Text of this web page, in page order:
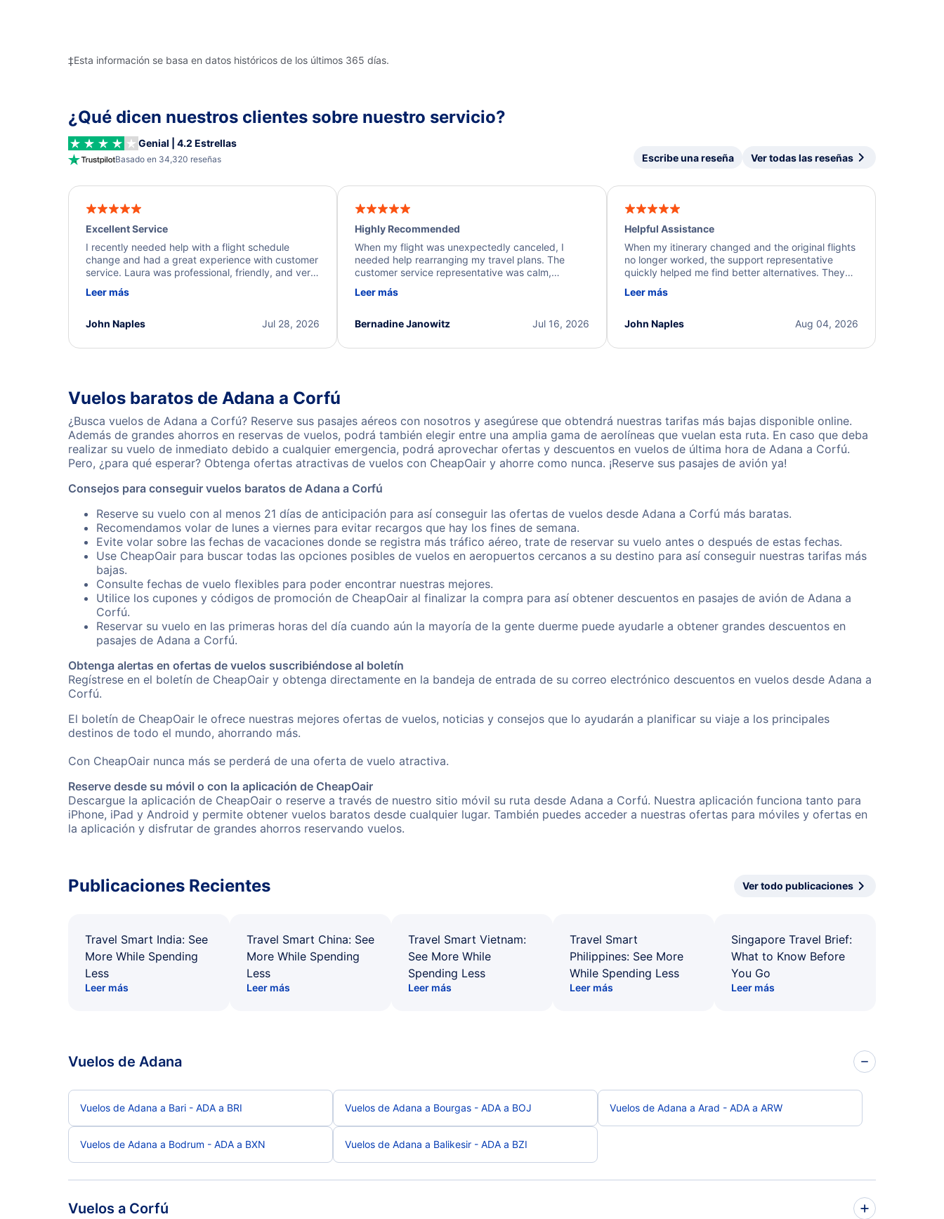
‡Esta información se basa en datos históricos de los últimos 365 días.
¿Qué dicen nuestros clientes sobre nuestro servicio?
Genial | 4.2 Estrellas
Basado en 34,320 reseñas Escribe una reseña Ver todas las reseñas
Excellent Service
I recently needed help with a flight schedule
change and had a great experience with customer
service. Laura was professional, friendly, and very
a solution and kept me informed of the next steps.
Leer más
Jul 28, 2026
John Naples
Highly Recommended
When my flight was unexpectedly canceled, I
needed help rearranging my travel plans. The
customer service representative was calm,
process. They quickly found alternative flight
I truly appreciate the excellent support and
Leer más
Jul 16, 2026
Bernadine Janowitz
Helpful Assistance
When my itinerary changed and the original flights
no longer worked, the support representative
quickly helped me find better alternatives. They
beyond to resolve the issue. I'm grateful for the
Leer más
Aug 04, 2026
John Naples
Vuelos baratos de Adana a Corfú
¿Busca vuelos de Adana a Corfú? Reserve sus pasajes aéreos con nosotros y asegúrese que obtendrá nuestras tarifas más bajas disponible online.
Además de grandes ahorros en reservas de vuelos, podrá también elegir entre una amplia gama de aerolíneas que vuelan esta ruta. En caso que deba
realizar su vuelo de inmediato debido a cualquier emergencia, podrá aprovechar ofertas y descuentos en vuelos de última hora de Adana a Corfú.
Pero, ¿para qué esperar? Obtenga ofertas atractivas de vuelos con CheapOair y ahorre como nunca. ¡Reserve sus pasajes de avión ya!
Consejos para conseguir vuelos baratos de Adana a Corfú
Reserve su vuelo con al menos 21 días de anticipación para así conseguir las ofertas de vuelos desde Adana a Corfú más baratas.
Recomendamos volar de lunes a viernes para evitar recargos que hay los fines de semana.
Evite volar sobre las fechas de vacaciones donde se registra más tráfico aéreo, trate de reservar su vuelo antes o después de estas fechas.
Use CheapOair para buscar todas las opciones posibles de vuelos en aeropuertos cercanos a su destino para así conseguir nuestras tarifas más
bajas.
Consulte fechas de vuelo flexibles para poder encontrar nuestras mejores.
Utilice los cupones y códigos de promoción de CheapOair al finalizar la compra para así obtener descuentos en pasajes de avión de Adana a
Corfú.
Reservar su vuelo en las primeras horas del día cuando aún la mayoría de la gente duerme puede ayudarle a obtener grandes descuentos en
pasajes de Adana a Corfú.
Obtenga alertas en ofertas de vuelos suscribiéndose al boletín
Regístrese en el boletín de CheapOair y obtenga directamente en la bandeja de entrada de su correo electrónico descuentos en vuelos desde Adana a
Corfú.
El boletín de CheapOair le ofrece nuestras mejores ofertas de vuelos, noticias y consejos que lo ayudarán a planificar su viaje a los principales
destinos de todo el mundo, ahorrando más.
Con CheapOair nunca más se perderá de una oferta de vuelo atractiva.
Reserve desde su móvil o con la aplicación de CheapOair
Descargue la aplicación de CheapOair o reserve a través de nuestro sitio móvil su ruta desde Adana a Corfú. Nuestra aplicación funciona tanto para
iPhone, iPad y Android y permite obtener vuelos baratos desde cualquier lugar. También puedes acceder a nuestras ofertas para móviles y ofertas en
la aplicación y disfrutar de grandes ahorros reservando vuelos.
Publicaciones Recientes Ver todo publicaciones
Travel Smart India: See
More While Spending
Less
Leer más
Travel Smart China: See
More While Spending
Less
Leer más
Travel Smart Vietnam:
See More While
Spending Less
Leer más
Travel Smart
Philippines: See More
While Spending Less
Leer más
Singapore Travel Brief:
What to Know Before
You Go
Leer más
Vuelos de Adana
Vuelos de Adana a Bari - ADA a BRI Vuelos de Adana a Bourgas - ADA a BOJ Vuelos de Adana a Arad - ADA a ARW
Vuelos de Adana a Bodrum - ADA a BXN Vuelos de Adana a Balikesir - ADA a BZI
Vuelos a Corfú